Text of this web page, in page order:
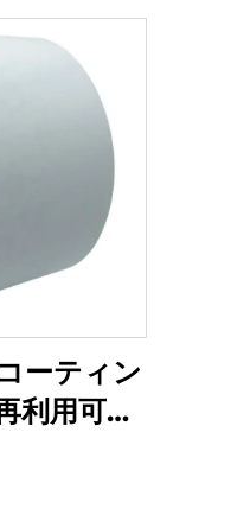
ーティン
利用可能